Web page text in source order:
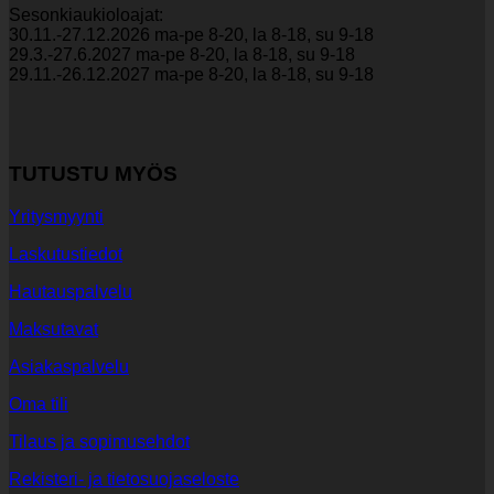
Sesonkiaukioloajat:
30.11.-27.12.2026 ma-pe 8-20, la 8-18, su 9-18
29.3.-27.6.2027 ma-pe 8-20, la 8-18, su 9-18
29.11.-26.12.2027 ma-pe 8-20, la 8-18, su 9-18
TUTUSTU MYÖS
Yritysmyynti
Laskutustiedot
Hautauspalvelu
Maksutavat
Asiakaspalvelu
Oma tili
Tilaus ja sopimusehdot
Rekisteri- ja tietosuojaseloste